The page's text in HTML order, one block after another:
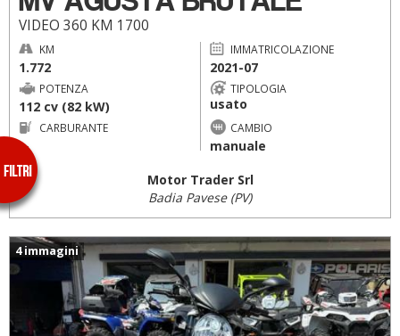
VIDEO 360 KM 1700
KM
1.772
IMMATRICOLAZIONE
2021-07
POTENZA
112 cv (82 kW)
TIPOLOGIA
usato
CARBURANTE
--
CAMBIO
manuale
Motor Trader Srl
Badia Pavese (PV)
4 immagini